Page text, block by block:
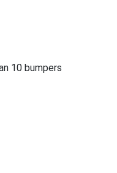
10 bumpers